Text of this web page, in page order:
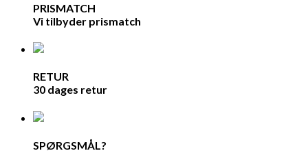
PRISMATCH
Vi tilbyder prismatch
RETUR
30 dages retur
SPØRGSMÅL?